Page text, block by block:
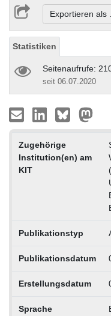
Exportieren
Statistiken
Seitenaufrufe:
seit 06.07.2020
Zugehörige
Institution(en) am
KIT
Publikationstyp
Publikationsdatum
Erstellungsdatum
Sprache